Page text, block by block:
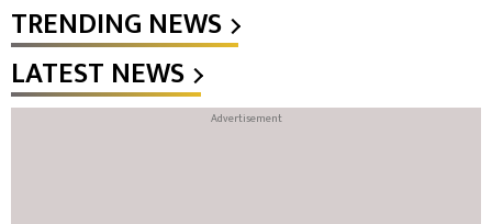
TRENDING NEWS
LATEST NEWS